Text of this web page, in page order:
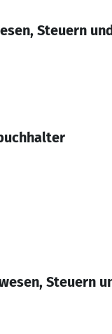
Steuern
Steuern